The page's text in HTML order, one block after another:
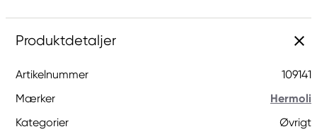
Produktdetaljer
Artikelnummer
109141
Mærker
Hermoli
Kategorier
Øvrigt